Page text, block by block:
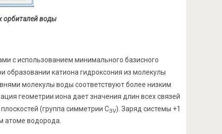
орбиталей воды
с использованием минимального базисного
катиона гидроксония из молекулы
молекулы воды соответствуют более низким
геометрии иона дает значения длин всех связей
(группа симметрии С3V). Заряд системы +1
атоме водорода.